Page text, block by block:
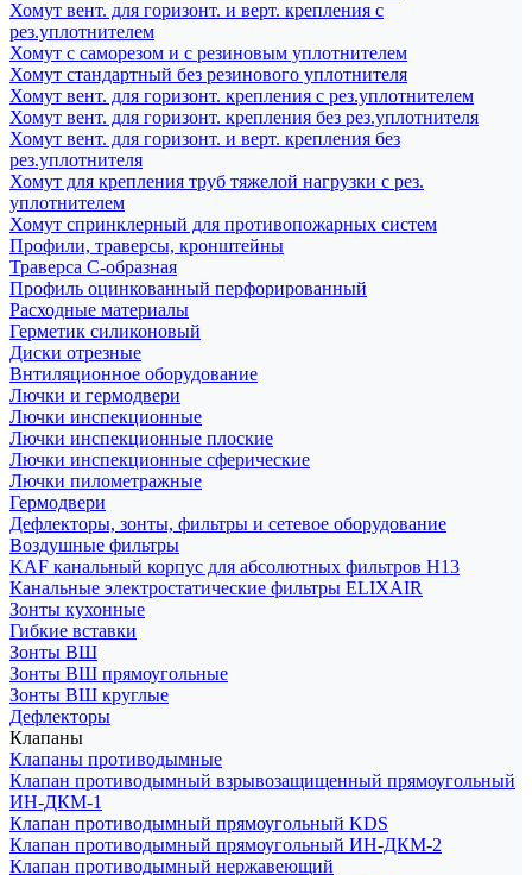
Хомут вент. для горизонт. и верт. крепления с
рез.уплотнителем
Хомут с саморезом и с резиновым уплотнителем
Хомут стандартный без резинового уплотнителя
Хомут вент. для горизонт. крепления с рез.уплотнителем
Хомут вент. для горизонт. крепления без рез.уплотнителя
Хомут вент. для горизонт. и верт. крепления без
рез.уплотнителя
Хомут для крепления труб тяжелой нагрузки с рез.
уплотнителем
Хомут спринклерный для противопожарных систем
Профили, траверсы, кронштейны
Траверса С-образная
Профиль оцинкованный перфорированный
Расходные материалы
Герметик силиконовый
Диски отрезные
Внтиляционное оборудование
Лючки и гермодвери
Лючки инспекционные
Лючки инспекционные плоские
Лючки инспекционные сферические
Лючки пилометражные
Гермодвери
Дефлекторы, зонты, фильтры и сетевое оборудование
Воздушные фильтры
KAF канальный корпус для абсолютных фильтров H13
Канальные электростатические фильтры ELIXAIR
Зонты кухонные
Гибкие вставки
Зонты ВШ
Зонты ВШ прямоугольные
Зонты ВШ круглые
Дефлекторы
Клапаны
Клапаны противодымные
Клапан противодымный взрывозащищенный прямоугольный
ИН-ДКМ-1
Клапан противодымный прямоугольный KDS
Клапан противодымный прямоугольный ИН-ДКМ-2
Клапан противодымный нержавеющий